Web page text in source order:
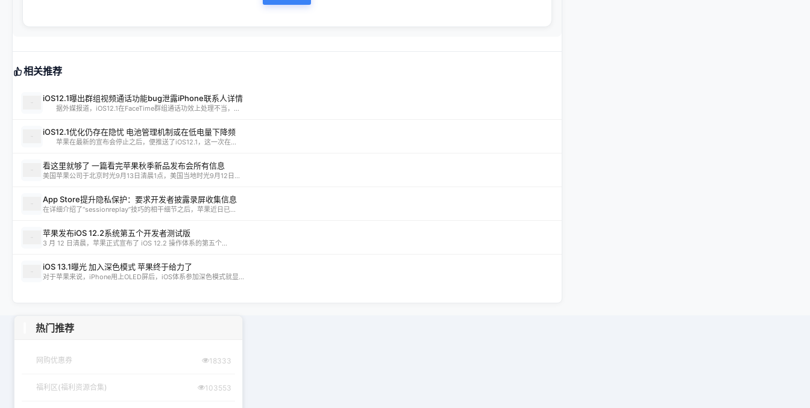
相关推荐
iOS12.1曝出群组视频通话功能bug泄露iPhone联系人详情
据外媒报道，iOS12.1在FaceTime群组通话功效上处理不当，...
iOS12.1优化仍存在隐忧 电池管理机制或在低电量下降频
苹果在最新的宣布会停止之后，便推送了iOS12.1，这一次在...
看这里就够了 一篇看完苹果秋季新品发布会所有信息
美国苹果公司于北京时光9月13日清晨1点，美国当地时光9月12日...
App Store提升隐私保护：要求开发者披露录屏收集信息
在详细介绍了“sessionreplay”技巧的相干细节之后，苹果近日已...
苹果发布iOS 12.2系统第五个开发者测试版
3 月 12 日清晨，苹果正式宣布了 iOS 12.2 操作体系的第五个...
iOS 13.1曝光 加入深色模式 苹果终于给力了
对于苹果来说，iPhone用上OLED屏后，iOS体系参加深色模式就显...
热门推荐
网购优惠券 18333
福利区(福利资源合集) 103553